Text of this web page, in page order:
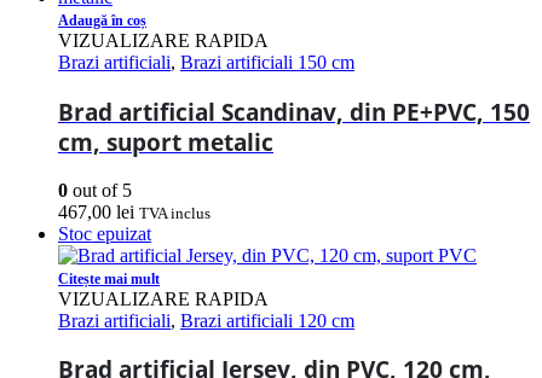
Adaugă în coș
VIZUALIZARE RAPIDA
Brazi artificiali, Brazi artificiali 150 cm
Brad artificial Scandinav, din PE+PVC, 150
cm, suport metalic
0 out of 5
467,00 lei TVA inclus
Stoc epuizat
Citește mai mult
VIZUALIZARE RAPIDA
Brazi artificiali, Brazi artificiali 120 cm
Brad artificial Jersey, din PVC, 120 cm,